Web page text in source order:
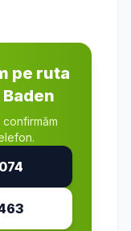
pe ruta
Baden